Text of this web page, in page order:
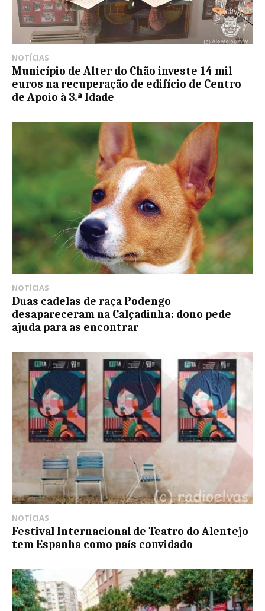
NOTÍCIAS
Município de Alter do Chão investe 14 mil
euros na recuperação de edifício de Centro
de Apoio à 3.ª Idade
NOTÍCIAS
Duas cadelas de raça Podengo
desapareceram na Calçadinha: dono pede
ajuda para as encontrar
NOTÍCIAS
Festival Internacional de Teatro do Alentejo
tem Espanha como país convidado